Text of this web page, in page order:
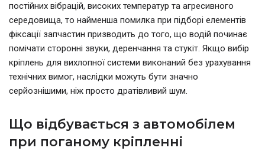
постійних вібрацій, високих температур та агресивного
середовища, то найменша помилка при підборі елементів
фіксації запчастин призводить до того, що водій починає
помічати сторонні звуки, деренчання та стукіт. Якщо вибір
кріплень для вихлопної системи виконаний без урахування
технічних вимог, наслідки можуть бути значно
серйознішими, ніж просто дратівливий шум.
Що відбувається з автомобілем
при поганому кріпленні